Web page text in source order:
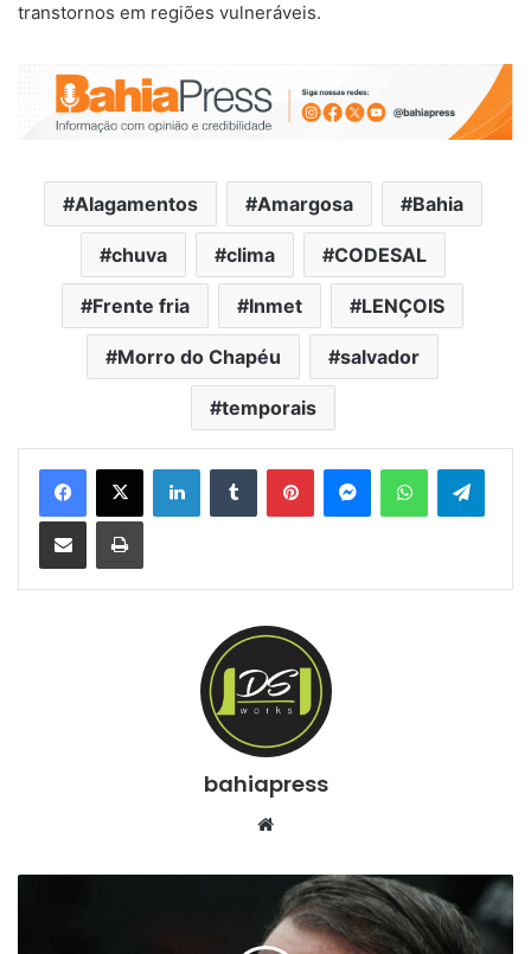
transtornos em regiões vulneráveis.
Alagamentos Amargosa Bahia
chuva clima CODESAL
Frente fria Inmet LENÇOIS
Morro do Chapéu salvador
temporais
bahiapress
te